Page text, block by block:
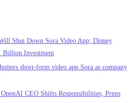
Shut Down Sora Video App; Disney
Billion Investment
short-form video app Sora as company
CEO Shifts Responsibilities, Preps